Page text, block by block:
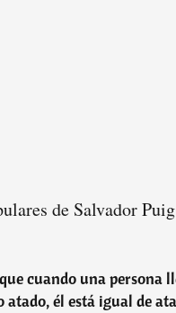
de Salvador
cuando una persona
atado, él está igual de